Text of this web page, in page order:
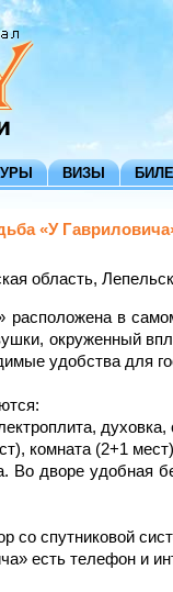
ВИЗЫ
«У
область,
расположена в
окруженный
удобства для
комната (2+1
Во дворе удобная
со спутниковой
есть телефон и